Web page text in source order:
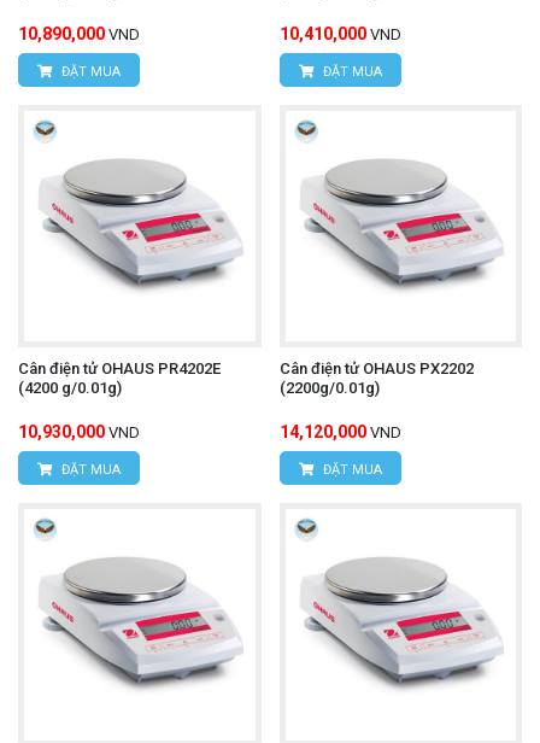
10,890,000 VND
ĐẶT MUA
10,410,000 VND
ĐẶT MUA
Cân điện tử OHAUS PR4202E
(4200 g/0.01g)
10,930,000 VND
ĐẶT MUA
Cân điện tử OHAUS PX2202
(2200g/0.01g)
14,120,000 VND
ĐẶT MUA